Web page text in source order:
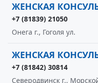
ЖЕНСКАЯ
+7 (81839) 21050
Онега г., Гоголя ул.
ЖЕНСКАЯ
+7 (81842) 30814
Северодвинск г.,